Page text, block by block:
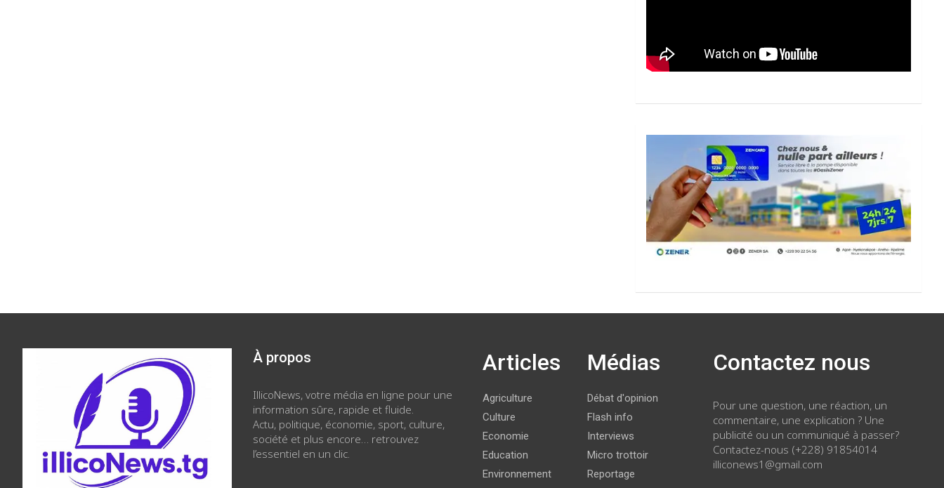
À propos
IllicoNews, votre média en ligne pour une
information sûre, rapide et fluide.
Actu, politique, économie, sport, culture,
société et plus encore… retrouvez
l’essentiel en un clic.
Articles
Agriculture
Culture
Economie
Education
Environnement
Médias
Débat d'opinion
Flash info
Interviews
Micro trottoir
Reportage
Contactez nous
Pour une question, une réaction, un
commentaire, une explication ? Une
publicité ou un communiqué à passer?
Contactez-nous (+228) 91854014
illiconews1@gmail.com